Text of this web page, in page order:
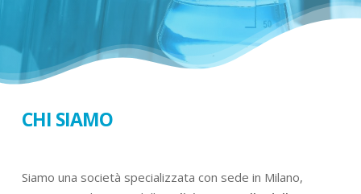
CHI SIAMO
Siamo una società specializzata con sede in Milano,